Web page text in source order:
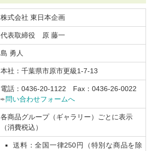
株式会社 東日本企画
代表取締役 原 藤一
島 勇人
本社：千葉県市原市更級1-7-13
電話：0436-20-1122 Fax：0436-26-0022
問い合わせフォームへ
各商品グループ（ギャラリー）ごとに表示
（消費税込）
送料：全国一律250円（特別な商品を除